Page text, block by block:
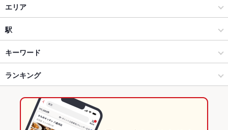
居酒屋
和風
創作
鹿嶋・鉾田・茨城県南部他 × 居酒屋
鹿嶋・鉾田・茨城県南部他 × 和風
鹿嶋・鉾田・茨城県南部他 × 創作
エリア
守谷
守谷 × 居酒屋
守谷 × 和風
守谷 × 創作
駅
新守谷駅
南守谷駅
守谷駅
キーワード
からあげ
ランキング
茨城のグルメランキング
茨城の居酒屋ランキング